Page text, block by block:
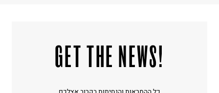
!GET THE NEWS